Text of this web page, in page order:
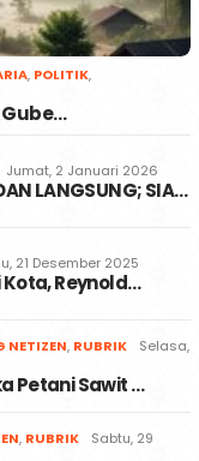
, POLITIK,
Gube…
Jumat, 2 Januari 2026
LANGSUNG; SIA…
21 Desember 2025
Reynold…
NETIZEN, RUBRIK
Selasa,
Petani Sawit …
, RUBRIK
Sabtu, 29